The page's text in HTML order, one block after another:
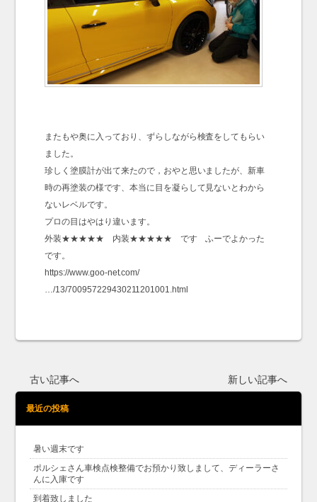
またもや奥に入っており、ずらしながら検査をしてもらい
ました。
珍しく塗膜計が出て来たので，おやと思いましたが、新車
時の再塗装の様です、本当に目を凝らして見ないとわから
ないレベルです。
プロの目はやはり違います。
外装★★★★★ 内装★★★★★ です ふーでよかった
です。
https://www.goo-net.com/
…/13/700957229430211201001.html
古い記事へ 新しい記事へ
最近の投稿
暑い週末です
ポルシェさん車検点検整備でお預かり致しまして、ディーラーさ
んに入庫です
到着致しました